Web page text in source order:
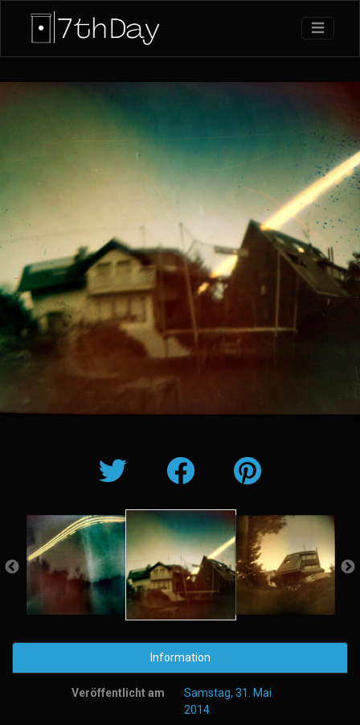
Information
Veröffentlicht am
Samstag, 31. Mai
2014